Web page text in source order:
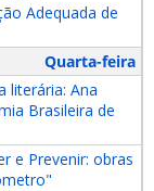
Adequada de
Quarta-feira
literária: Ana
Brasileira de
e Prevenir: obras